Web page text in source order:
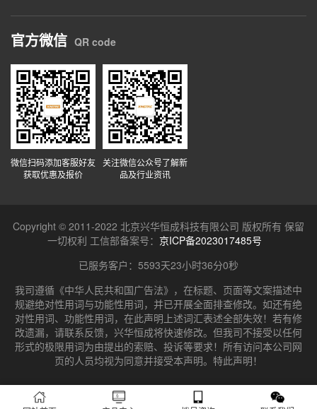
官方微信 QR code
微信扫码添加客服好友
获取优惠及报价
关注微信公众号了解新
品及行业资讯
Copyright © 2011-2022 北京兴华恒成科技有限公司 版权所有 保留
一切权利 工信部备案号： 京ICP备2023017485号
已服务客户： 5593天23小时36分0秒
我司遵循《中华人民共和国广告法》，在标题、页面等文案描述中
规避绝对性用词与功能性用词，并已开展全面排查修改。如还有绝
对性用词、功能性用词，在此声明上述词汇表述全部失效！若有修
改遗漏，请联系反馈，兴华恒成将快速修改。但我司不接受以任何
形式的极限用词为由提出的索赔、投诉等要求！所有访问本公司网
页的人员均视为同意并接受本声明。特此声明！